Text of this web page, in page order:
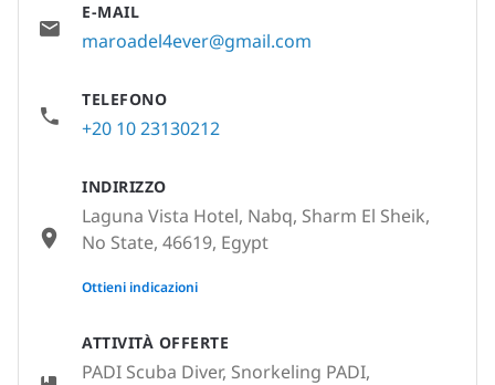
ATTIVITÀ OFFERTE
PADI Scuba Diver, Snorkeling PADI,
E-MAIL
maroadel4ever@gmail.com
TELEFONO
+20 10 23130212
INDIRIZZO
Laguna Vista Hotel, Nabq, Sharm El Sheik,
No State, 46619, Egypt
None
Ottieni indicazioni